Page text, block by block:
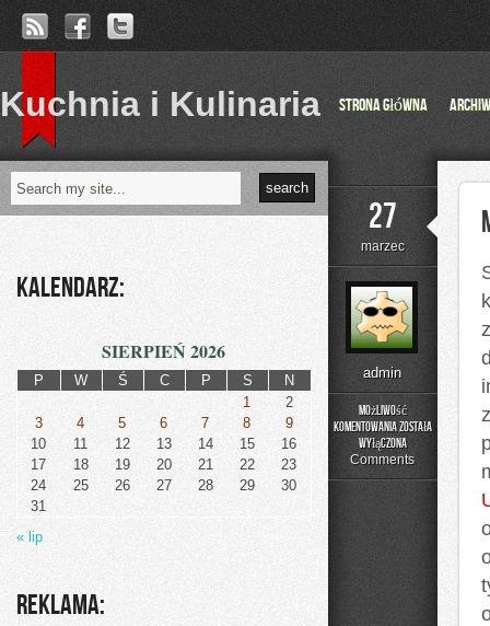
Kuchnia i Kulinaria Strona główna
27
marzec
admin
Możliwość
komentowania
Ulicy
została
wyłączona
Comments
Kalendarz:
SIERPIEŃ 2026
P W Ś C P S
N
1
2
3
4 5 6 7 8
9
10
11 12 13 14 15
16
17
18 19 20 21 22
23
24
25 26 27 28 29
30
31
« lip
Reklama: